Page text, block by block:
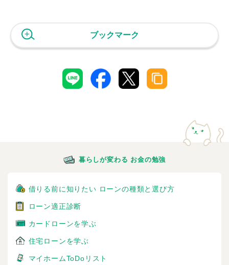
ブックマーク
暮らしが変わる お金の勉強
借りる前に知りたい ローンの種類と選び方
ローン適正診断
カードローンを学ぶ
住宅ローンを学ぶ
マイホームToDoリスト